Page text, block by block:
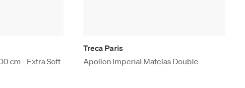
cm - Extra Soft
Treca Paris
Apollon Imperial Matelas Double